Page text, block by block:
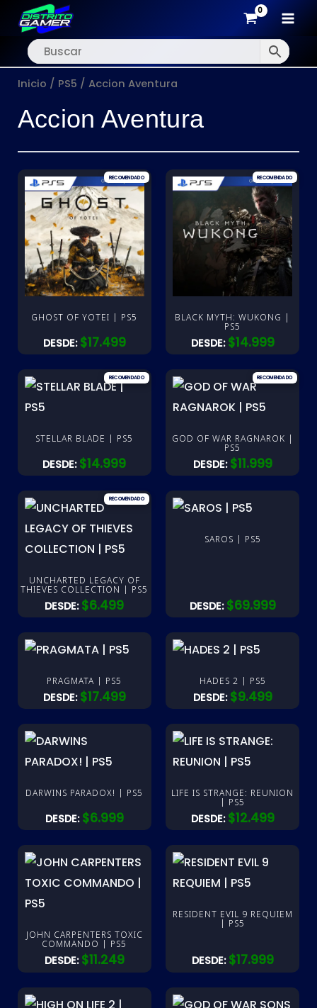
al
contenido
Inicio / PS5 / Accion Aventura
Accion Aventura
GHOST OF YOTEI | PS5
DESDE: $17.499
BLACK MYTH: WUKONG |
PS5
DESDE: $14.999
STELLAR BLADE | PS5
DESDE: $14.999
GOD OF WAR RAGNAROK |
PS5
DESDE: $11.999
UNCHARTED LEGACY OF
THIEVES COLLECTION | PS5
DESDE: $6.499
SAROS | PS5
DESDE: $69.999
PRAGMATA | PS5
DESDE: $17.499
HADES 2 | PS5
DESDE: $9.499
DARWINS PARADOX! | PS5
DESDE: $6.999
LIFE IS STRANGE: REUNION
| PS5
DESDE: $12.499
JOHN CARPENTERS TOXIC
COMMANDO | PS5
DESDE: $11.249
RESIDENT EVIL 9 REQUIEM
| PS5
DESDE: $17.999